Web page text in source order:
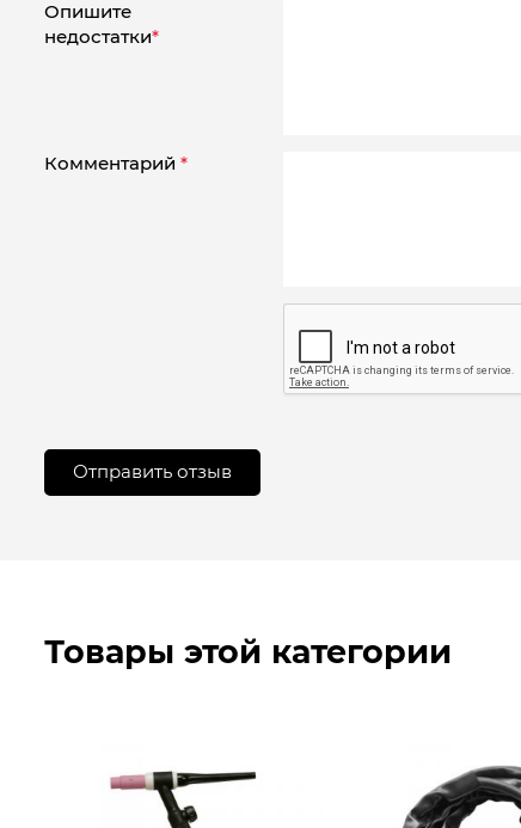
Опишите
недостатки*
Комментарий *
Товары этой категории